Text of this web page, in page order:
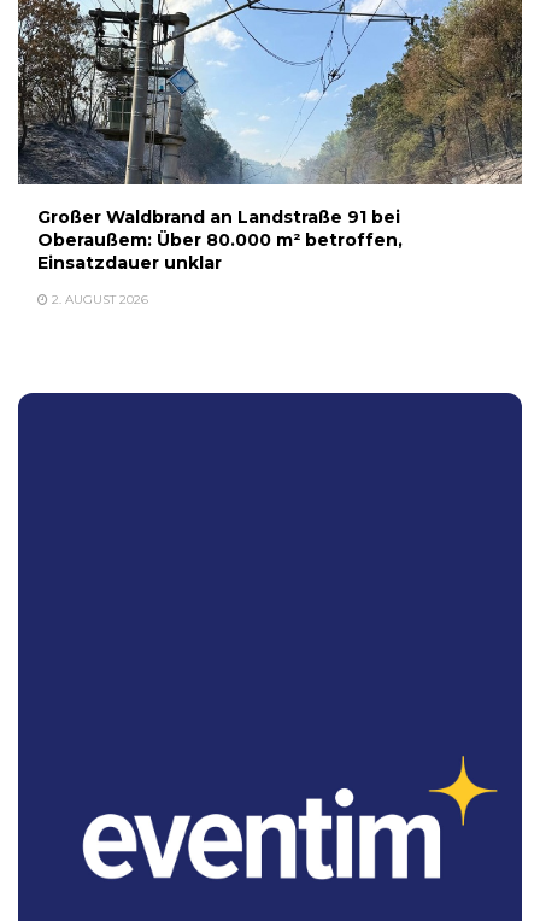
Großer Waldbrand an Landstraße 91 bei
Oberaußem: Über 80.000 m² betroffen,
Einsatzdauer unklar
2. AUGUST 2026